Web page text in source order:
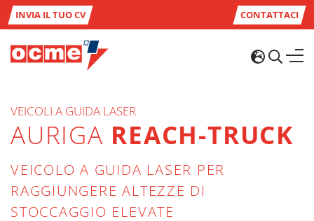
INVIA IL TUO CV CONTATTACI
VEICOLI A GUIDA LASER
AURIGA REACH-TRUCK
VEICOLO A GUIDA LASER PER
RAGGIUNGERE ALTEZZE DI
STOCCAGGIO ELEVATE